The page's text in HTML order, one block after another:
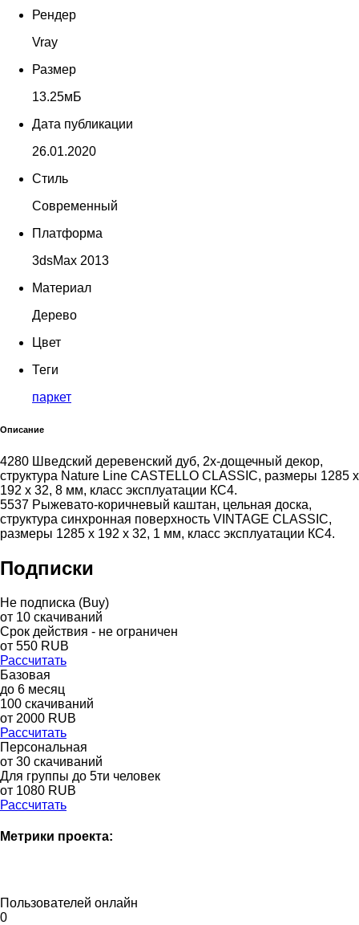
Рендер
Vray
Размер
13.25мБ
Дата публикации
26.01.2020
Стиль
Современный
Платформа
3dsMax 2013
Материал
Дерево
Цвет
Теги
паркет
Описание
4280 Шведский деревенский дуб, 2х-дощечный декор,
структура Nature Line CASTELLO CLASSIC, размеры 1285 x
192 x 32, 8 мм, класс эксплуатации КС4.
5537 Рыжевато-коричневый каштан, цельная доска,
структура синхронная поверхность VINTAGE CLASSIC,
размеры 1285 x 192 x 32, 1 мм, класс эксплуатации КС4.
Подписки
Не подписка (Buy)
от 10 скачиваний
Срок действия - не ограничен
от 550 RUB
Рассчитать
Базовая
до 6 месяц
100 скачиваний
от 2000 RUB
Рассчитать
Персональная
от 30 скачиваний
Для группы до 5ти человек
от 1080 RUB
Рассчитать
Метрики проекта:
Пользователей онлайн
0